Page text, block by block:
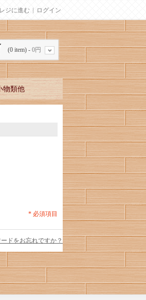
レジに進む ログイン
(0 item) - 0円
物類他
* 必須項目
ドをお忘れですか？